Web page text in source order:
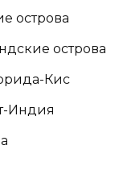
острова
острова
Кис
Индия